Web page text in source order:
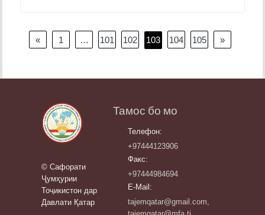
Навигация
по
« 1 … 101 102 103 104 105 »
© Сафорати
Ҷумҳурии
Тоҷикистон дар
Давлати Қатар
Тамос бо мо
Телефон:
+97444123906
Факс:
+97444984694
E-Mail:
tajemqatar@gmail.com,